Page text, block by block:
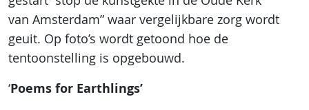
van Amsterdam” waar vergelijkbare zorg wordt
geuit. Op foto’s wordt getoond hoe de
tentoonstelling is opgebouwd.
‘Poems for Earthlings’